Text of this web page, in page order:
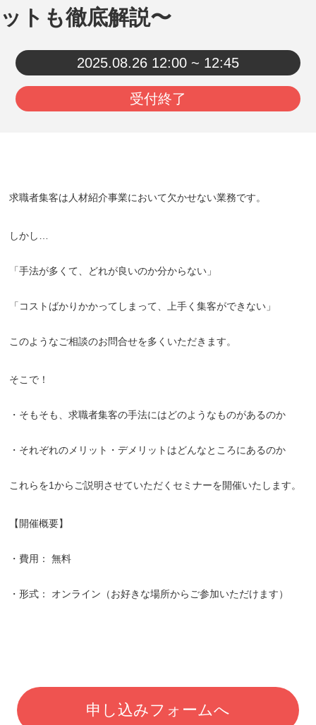
ットも徹底解説〜
2025.08.26 12:00 ~ 12:45
受付終了
求職者集客は人材紹介事業において欠かせない業務です。
しかし…
「手法が多くて、どれが良いのか分からない」
「コストばかりかかってしまって、上手く集客ができない」
このようなご相談のお問合せを多くいただきます。
そこで！
・そもそも、求職者集客の手法にはどのようなものがあるのか
・それぞれのメリット・デメリットはどんなところにあるのか
これらを1からご説明させていただくセミナーを開催いたします。
【開催概要】
・費用： 無料
・形式： オンライン（お好きな場所からご参加いただけます）
申し込みフォームへ